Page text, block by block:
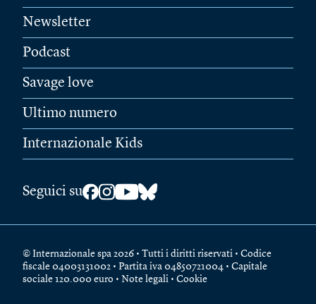
Newsletter
Podcast
Savage love
Ultimo numero
Internazionale Kids
Seguici su
© Internazionale spa 2026 • Tutti i diritti riservati • Codice
fiscale 04003131002 • Partita iva 04850721004 • Capitale
sociale 120.000 euro • Note legali • Cookie